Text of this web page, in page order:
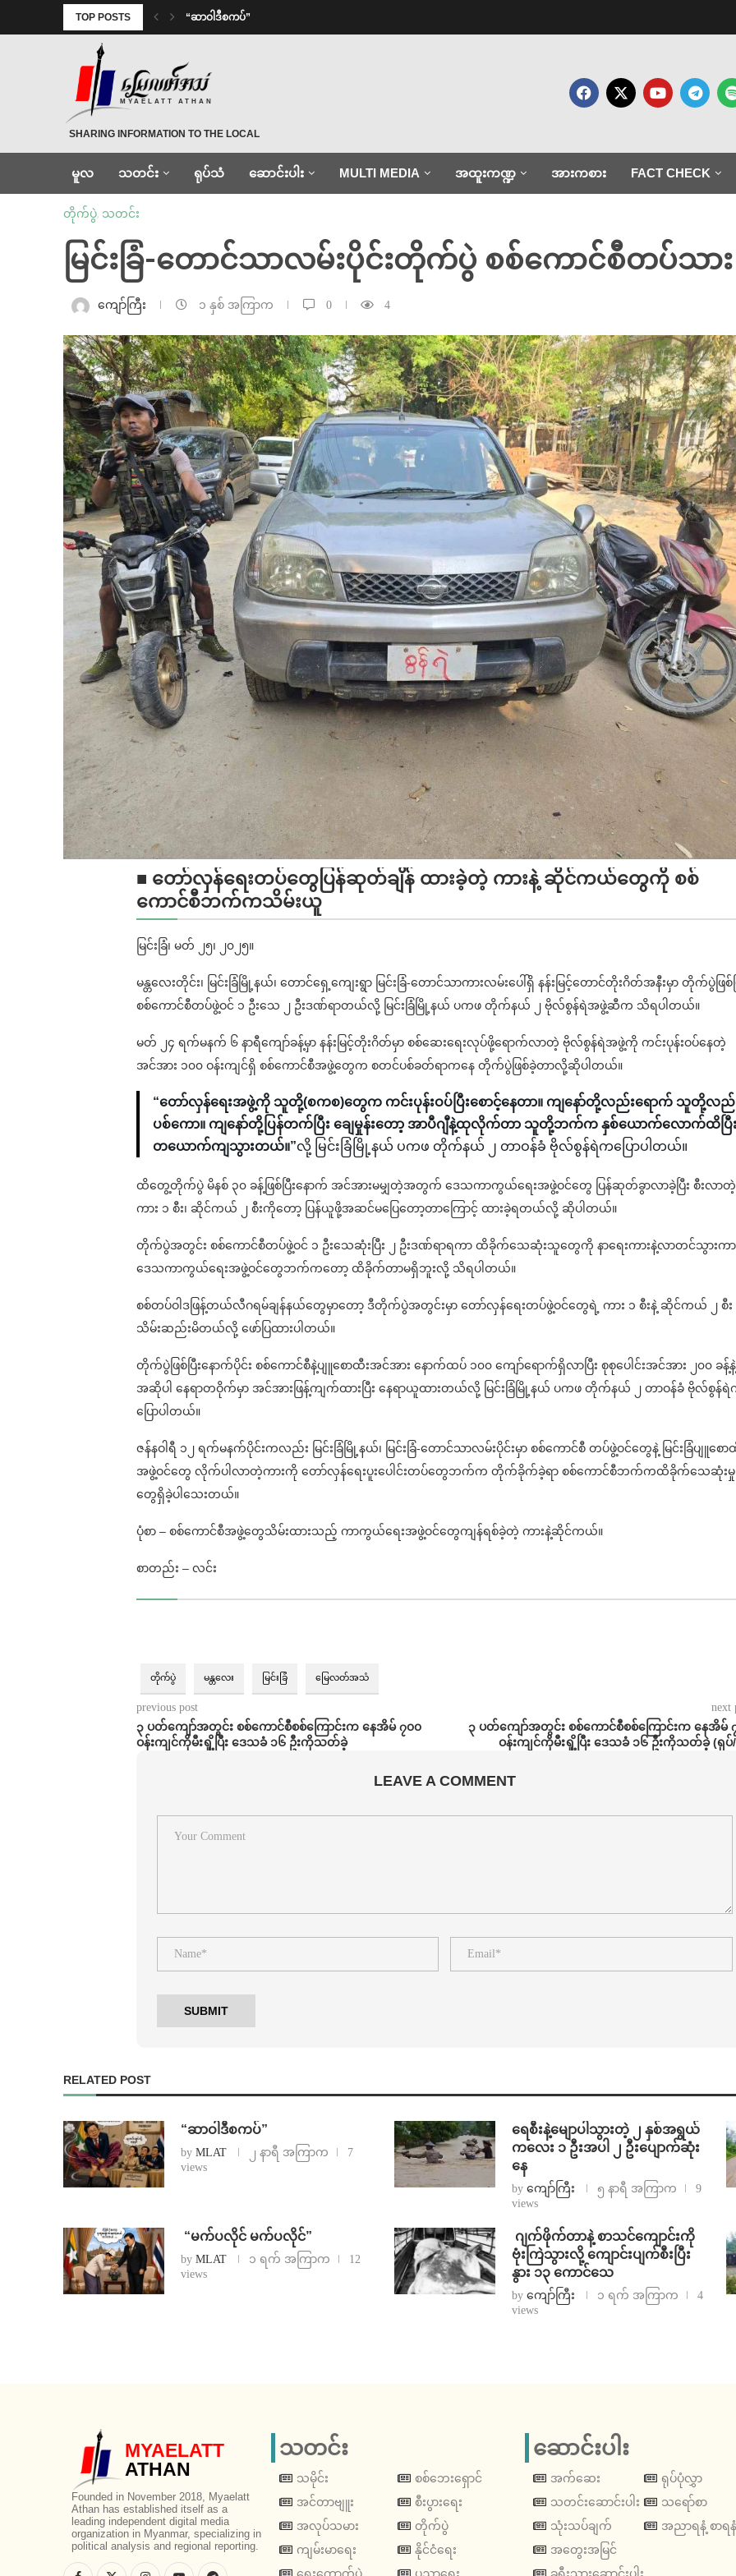
TOP POSTS “ဆာဝါဒီစကပ်”
MYAELATT ATHAN
SHARING INFORMATION TO THE LOCAL
မူလ သတင်း ရုပ်သံ ဆောင်းပါး MULTI MEDIA အထူးကဏ္ဍ အားကစား FACT CHECK
တိုက်ပွဲ, သတင်း
မြင်းခြံ-တောင်သာလမ်းပိုင်းတိုက်ပွဲ စစ်ကောင်စီတပ်သာ
ကျော်ကြီး ၁ နှစ် အကြာက 0 4
■ တော်လှန်ရေးတပ်တွေပြန်ဆုတ်ချိန် ထားခဲ့တဲ့ ကားနဲ့ ဆိုင်ကယ်တွေကို စစ်
ကောင်စီဘက်ကသိမ်းယူ
မြင်းခြံ၊ မတ် ၂၅၊ ၂၀၂၅။
မန္တလေးတိုင်း၊ မြင်းခြံမြို့နယ်၊ တောင်ရှေ့ကျေးရွာ မြင်းခြံ-တောင်သာကားလမ်းပေါ်ရှိ နန်းမြင့်တောင်တိုးဂိတ်အနီးမှာ တိုက်ပွဲဖြစ်ပ
စစ်ကောင်စီတပ်ဖွဲ့ဝင် ၁ ဦးသေ ၂ ဦးဒဏ်ရာတယ်လို့ မြင်းခြံမြို့နယ် ပကဖ တိုက်နယ် ၂ ဗိုလ်စွန်ရဲအဖွဲ့ဆီက သိရပါတယ်။
မတ် ၂၄ ရက်မနက် ၆ နာရီကျော်ခန့်မှာ နန်းမြင့်တိုးဂိတ်မှာ စစ်ဆေးရေးလုပ်ဖို့ရောက်လာတဲ့ ဗိုလ်စွန်ရဲအဖွဲ့ကို ကင်းပုန်းဝပ်နေတဲ့
အင်အား ၁၀၀ ဝန်းကျင်ရှိ စစ်ကောင်စီအဖွဲ့တွေက စတင်ပစ်ခတ်ရာကနေ တိုက်ပွဲဖြစ်ခဲ့တာလို့ဆိုပါတယ်။
“တော်လှန်ရေးအဖွဲ့ကို သူတို့(စကစ)တွေက ကင်းပုန်းဝပ်ပြီးစောင့်နေတာ။ ကျနော်တို့လည်းရောက် သူတို့လည်
ပစ်ကော။ ကျနော်တို့ပြန်တက်ပြီး ချေမှုန်းတော့ အာပီဂျီနဲ့ထုလိုက်တာ သူတို့ဘက်က နှစ်ယောက်လောက်ထိပြီ
တယောက်ကျသွားတယ်။”လို့ မြင်းခြံမြို့နယ် ပကဖ တိုက်နယ် ၂ တာဝန်ခံ ဗိုလ်စွန်ရဲကပြောပါတယ်။
ထိတွေ့တိုက်ပွဲ မိနစ် ၃၀ ခန့်ဖြစ်ပြီးနောက် အင်အားမမျှတဲ့အတွက် ဒေသကာကွယ်ရေးအဖွဲ့ဝင်တွေ ပြန်ဆုတ်ခွာလာခဲ့ပြီး စီးလာတဲ့
ကား ၁ စီး၊ ဆိုင်ကယ် ၂ စီးကိုတော့ ပြန်ယူဖို့အဆင်မပြေတော့တာကြောင့် ထားခဲ့ရတယ်လို့ ဆိုပါတယ်။
တိုက်ပွဲအတွင်း စစ်ကောင်စီတပ်ဖွဲ့ဝင် ၁ ဦးသေဆုံးပြီး ၂ ဦးဒဏ်ရာရကာ ထိခိုက်သေဆုံးသူတွေကို နာရေးကားနဲ့လာတင်သွားကာ
ဒေသကာကွယ်ရေးအဖွဲ့ဝင်တွေဘက်ကတော့ ထိခိုက်တာမရှိဘူးလို့ သိရပါတယ်။
စစ်တပ်ဝါဒဖြန့်တယ်လီဂရမ်ချန်နယ်တွေမှာတော့ ဒီတိုက်ပွဲအတွင်းမှာ တော်လှန်ရေးတပ်ဖွဲ့ဝင်တွေရဲ့ ကား ၁ စီးနဲ့ ဆိုင်ကယ် ၂ စီး
သိမ်းဆည်းမိတယ်လို့ ဖော်ပြထားပါတယ်။
တိုက်ပွဲဖြစ်ပြီးနောက်ပိုင်း စစ်ကောင်စီနဲ့ပျူစောထီးအင်အား နောက်ထပ် ၁၀၀ ကျော်ရောက်ရှိလာပြီး စုစုပေါင်းအင်အား ၂၀၀ ခန့်နဲ့
အဆိုပါ နေရာတဝိုက်မှာ အင်အားဖြန့်ကျက်ထားပြီး နေရာယူထားတယ်လို့ မြင်းခြံမြို့နယ် ပကဖ တိုက်နယ် ၂ တာဝန်ခံ ဗိုလ်စွန်
ပြောပါတယ်။
ဇန်နဝါရီ ၁၂ ရက်မနက်ပိုင်းကလည်း မြင်းခြံမြို့နယ်၊ မြင်းခြံ-တောင်သာလမ်းပိုင်းမှာ စစ်ကောင်စီ တပ်ဖွဲ့ဝင်တွေနဲ့ မြင်းခြံပျူစော
အဖွဲ့ဝင်တွေ လိုက်ပါလာတဲ့ကားကို တော်လှန်ရေးပူးပေါင်းတပ်တွေဘက်က တိုက်ခိုက်ခဲ့ရာ စစ်ကောင်စီဘက်ကထိခိုက်သေဆုံးမှု
တွေရှိခဲ့ပါသေးတယ်။
ပုံစာ – စစ်ကောင်စီအဖွဲ့တွေသိမ်းထားသည့် ကာကွယ်ရေးအဖွဲ့ဝင်တွေကျန်ရစ်ခဲ့တဲ့ ကားနဲ့ဆိုင်ကယ်။
စာတည်း – လင်း
တိုက်ပွဲ မန္တလေး မြင်းခြံ မြေလတ်အသံ
previous post
၃ ပတ်ကျော်အတွင်း စစ်ကောင်စီစစ်ကြောင်းက နေအိမ် ၇၀၀
ဝန်းကျင်ကိုမီးရှို့ပြီး ဒေသခံ ၁၆ ဦးကိုသတ်ခဲ့
next
၃ ပတ်ကျော်အတွင်း စစ်ကောင်စီစစ်ကြောင်းက နေအိမ်
ဝန်းကျင်ကိုမီးရှို့ပြီး ဒေသခံ ၁၆ ဦးကိုသတ်ခဲ့ (ရု
LEAVE A COMMENT
RELATED POST
“ဆာဝါဒီစကပ်”
by MLAT ၂ နာရီ အကြာက
7
views
ရေစီးနဲ့မျောပါသွားတဲ့ ၂ နှစ်အရွယ်
ကလေး ၁ ဦးအပါ ၂ ဦးပျောက်ဆုံး
နေ
by ကျော်ကြီး ၅ နာရီ အကြာက
9
views
⁨ ⁨“မက်ပလိုင် မက်ပလိုင်”
by MLAT ၁ ရက် အကြာက
12
views
⁨⁩ ⁨ဂျက်ဖိုက်တာနဲ့ စာသင်ကျောင်းကို
ဗုံးကြဲသွားလို့ ကျောင်းပျက်စီးပြီး
နွား ၁၃ ကောင်သေ
by ကျော်ကြီး ၁ ရက် အကြာက
4
views
MYAELATT
ATHAN
Founded in November 2018, Myaelatt
Athan has established itself as a
leading independent digital media
organization in Myanmar, specializing in
political analysis and regional reporting.
သတင်း
သမိုင်း
အင်တာဗျူး
အလုပ်သမား
ကျမ်းမာရေး
စစ်ဘေးရှောင်
စီးပွားရေး
တိုက်ပွဲ
နိုင်ငံရေး
ဆောင်းပါး
အက်ဆေး
သတင်းဆောင်းပါး
သုံးသပ်ချက်
အတွေးအမြင်
ရုပ်ပုံလွှာ
သရော်စာ
အညာရနံ့ စာရနံ့